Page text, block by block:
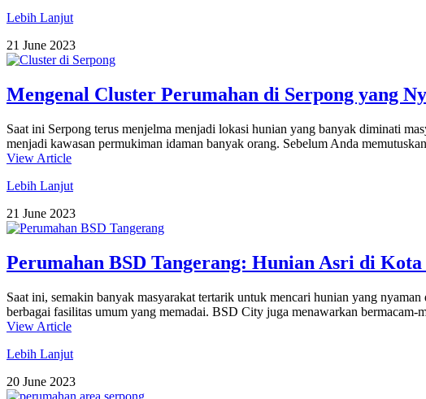
Lebih Lanjut
21 June 2023
Mengenal Cluster Perumahan di Serpong yang
Saat ini Serpong terus menjelma menjadi lokasi hunian yang banyak diminati
menjadi kawasan permukiman idaman banyak orang. Sebelum Anda
View Article
Lebih Lanjut
21 June 2023
Perumahan BSD Tangerang: Hunian Asri di
Saat ini, semakin banyak masyarakat tertarik untuk mencari hunian yang
berbagai fasilitas umum yang memadai. BSD City juga menawarkan
View Article
Lebih Lanjut
20 June 2023